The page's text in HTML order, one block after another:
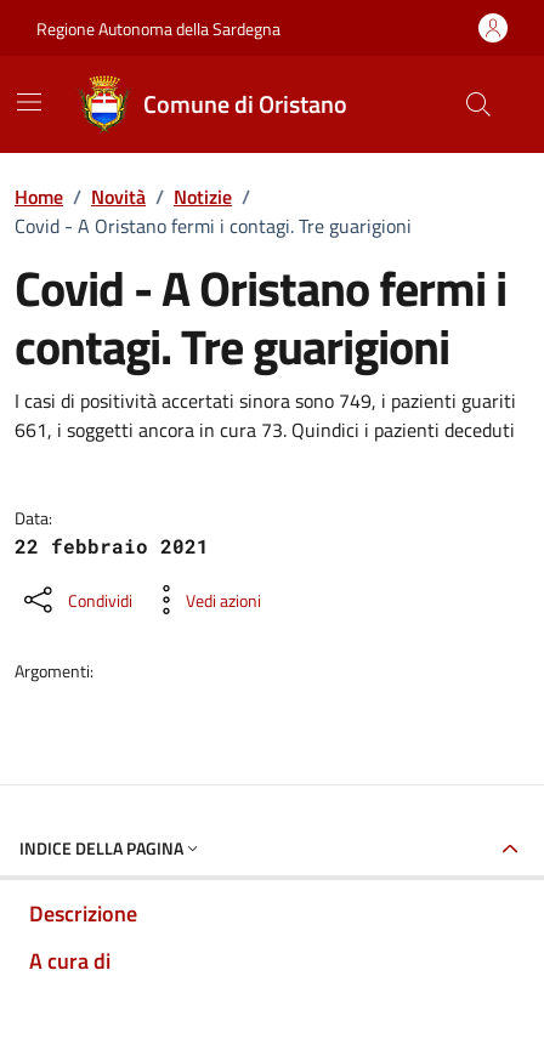
Regione Autonoma della Sardegna
Comune di Oristano
Home / Novità / Notizie /
Covid - A Oristano fermi i contagi. Tre guarigioni
Covid - A Oristano fermi i
contagi. Tre guarigioni
Dettagli della notizia
I casi di positività accertati sinora sono 749, i pazienti guariti
661, i soggetti ancora in cura 73. Quindici i pazienti deceduti
Data:
22 febbraio 2021
Condividi Vedi azioni
Argomenti:
INDICE DELLA PAGINA
Descrizione
A cura di